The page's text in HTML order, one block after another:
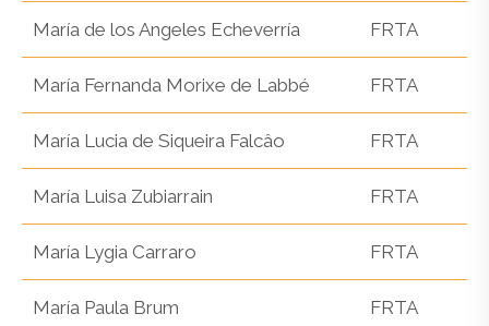
María de los Angeles Echeverría FRTA
María Fernanda Morixe de Labbé FRTA
María Lucia de Siqueira Falcâo FRTA
María Luisa Zubiarrain FRTA
María Lygia Carraro FRTA
María Paula Brum FRTA